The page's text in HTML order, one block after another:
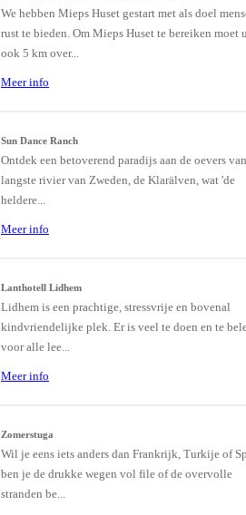
We hebben Mieps Huset gestart met als doel
rust te bieden. Om Mieps Huset te bereiken moet
ook 5 km over...
Meer info
Sun Dance Ranch
Ontdek een betoverend paradijs aan de oevers
langste rivier van Zweden, de Klarälven, wat 'de
heldere...
Meer info
Lanthotell Lidhem
Lidhem is een prachtige, stressvrije en bovenal
kindvriendelijke plek. Er is veel te doen en te
voor alle lee...
Meer info
Zomerstuga
Wil je eens iets anders dan Frankrijk, Turkije of
ben je de drukke wegen vol file of de overvolle
stranden be...